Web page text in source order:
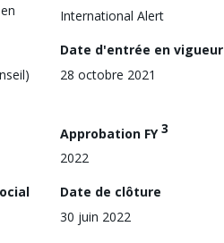
International Alert
Date d'entrée en vigueur
28 octobre 2021
Approbation FY3
2022
Date de clôture
30 juin 2022